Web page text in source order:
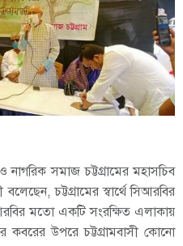
সমাজ চট্টগ্রামের মহাসচিব
চট্টগ্রামের স্বার্থে সিআরবির
মতো একটি সংরক্ষিত এলাকায়
কবরের উপরে চট্টগ্রামবাসী কোনো